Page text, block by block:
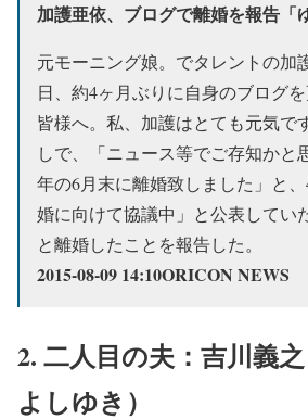
加護亜依、ブログで離婚を報告「
元モーニング娘。でタレントの加
日、約4ヶ月ぶりに自身のブログ
皆様へ。私、加護はとても元気で
しで、「ニュース等でご存知かと
年の6月末に離婚致しました」と
婚に向けて協議中」と公表してい
と離婚したことを報告した。
2015-08-09 14:10ORICON NEWS
2. 二人目の夫：吉川義
よしゆき）